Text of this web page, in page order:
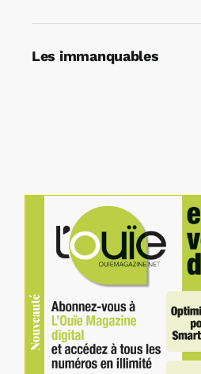
Les immanquables